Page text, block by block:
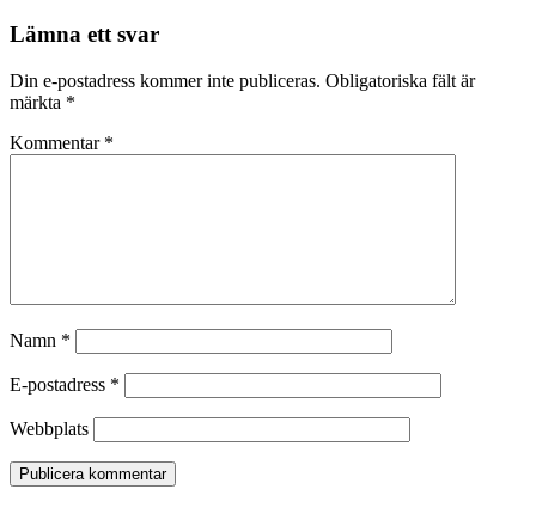
Lämna ett svar
Din e-postadress kommer inte publiceras. Obligatoriska fält är
märkta *
Kommentar *
Namn *
E-postadress *
Webbplats